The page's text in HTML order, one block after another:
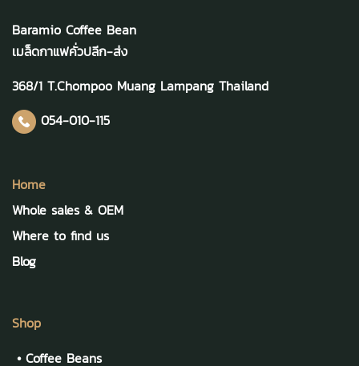
Baramio Coffee Bean
เมล็ดกาแฟคั่วปลีก-ส่ง
368/1 T.Chompoo Muang Lampang Thailand
054-010-115
Home
Whole sales & OEM
Where to find us
Blog
Shop
• Coffee Beans